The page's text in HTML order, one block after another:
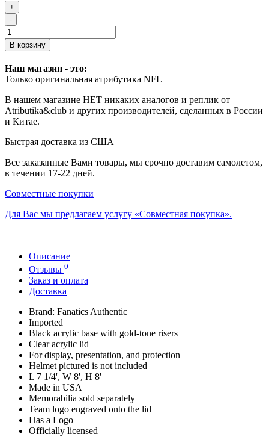
+
-
В корзину
Наш магазин - это:
Только оригинальная атрибутика NFL
В нашем магазине НЕТ никаких аналогов и реплик от
Atributika&club и других производителей, сделанных в России
и Китае.
Быстрая доставка из США
Все заказанные Вами товары, мы срочно доставим самолетом,
в течении 17-22 дней.
Совместные покупки
Для Вас мы предлагаем услугу «Совместная покупка».
Описание
Отзывы 0
Заказ и оплата
Доставка
Brand: Fanatics Authentic
Imported
Black acrylic base with gold-tone risers
Clear acrylic lid
For display, presentation, and protection
Helmet pictured is not included
L 7 1/4', W 8', H 8'
Made in USA
Memorabilia sold separately
Team logo engraved onto the lid
Has a Logo
Officially licensed